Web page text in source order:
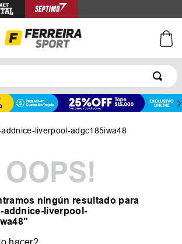
liverpool-adgc185iwa48
OOPS!
ningún resultado para
addnice-liverpool-
"
hacer?